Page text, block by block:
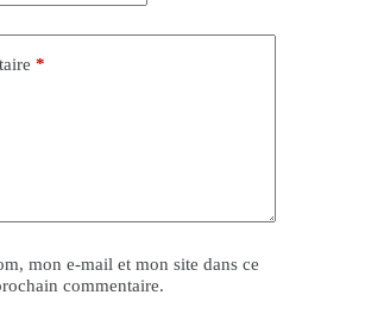
*
mon e-mail et mon site dans ce
commentaire.